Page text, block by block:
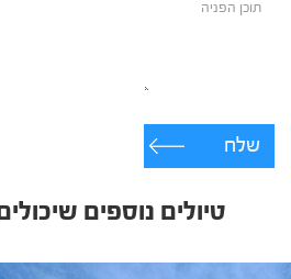
שלח
טיולים נוספים